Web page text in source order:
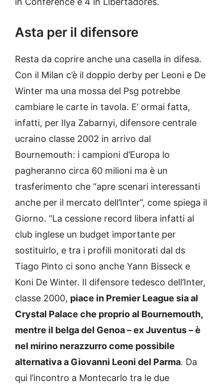
Asta per il difensore
Resta da coprire anche una casella in difesa.
Con il Milan c’è il doppio derby per Leoni e De
Winter ma una mossa del Psg potrebbe
cambiare le carte in tavola. E’ ormai fatta,
infatti, per Ilya Zabarnyi, difensore centrale
ucraino classe 2002 in arrivo dal
Bournemouth: i campioni d’Europa lo
pagheranno circa 60 milioni ma è un
trasferimento che “apre scenari interessanti
anche per il mercato dell’Inter”, come spiega il
Giorno. “La cessione record libera infatti al
club inglese un budget importante per
sostituirlo, e tra i profili monitorati dal ds
Tiago Pinto ci sono anche Yann Bisseck e
Koni De Winter. Il difensore tedesco dell’Inter,
classe 2000, piace in Premier League sia al
Crystal Palace che proprio al Bournemouth,
mentre il belga del Genoa – ex Juventus – è
nel mirino nerazzurro come possibile
alternativa a Giovanni Leoni del Parma. Da
qui l’incontro a Montecarlo tra le due